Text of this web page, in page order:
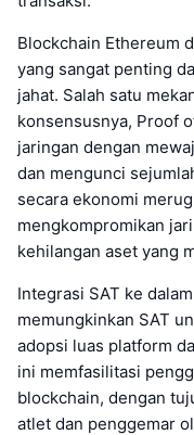
Blockchain Ethereum
yang sangat penting
jahat. Salah satu
konsensusnya, Proof
jaringan dengan
dan mengunci
secara ekonomi
mengkompromikan
kehilangan aset yang
Integrasi SAT ke
memungkinkan SAT
adopsi luas platform
ini memfasilitasi
blockchain, dengan
atlet dan penggemar